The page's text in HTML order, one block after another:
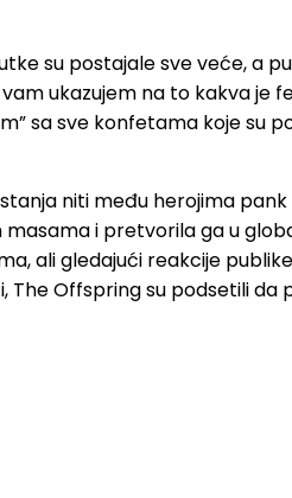
su postajale sve veće, a
ukazujem na to kakva je
sa sve konfetama koje su
niti među herojima
i pretvorila ga u
ali gledajući reakcije
The Offspring su podsetili